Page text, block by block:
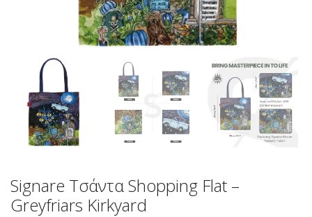
Signare Τσάντα Shopping Flat –
Greyfriars Kirkyard